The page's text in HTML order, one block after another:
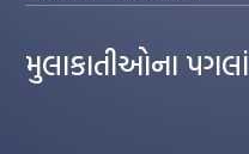
મુલાકાતીઓના પગલાં